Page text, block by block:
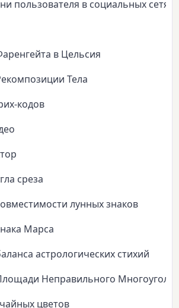
пользователя в социальных сетях
в Цельсия
Тела
кодов
среза
лунных знаков
Марса
астрологических стихий
Неправильного
цветов